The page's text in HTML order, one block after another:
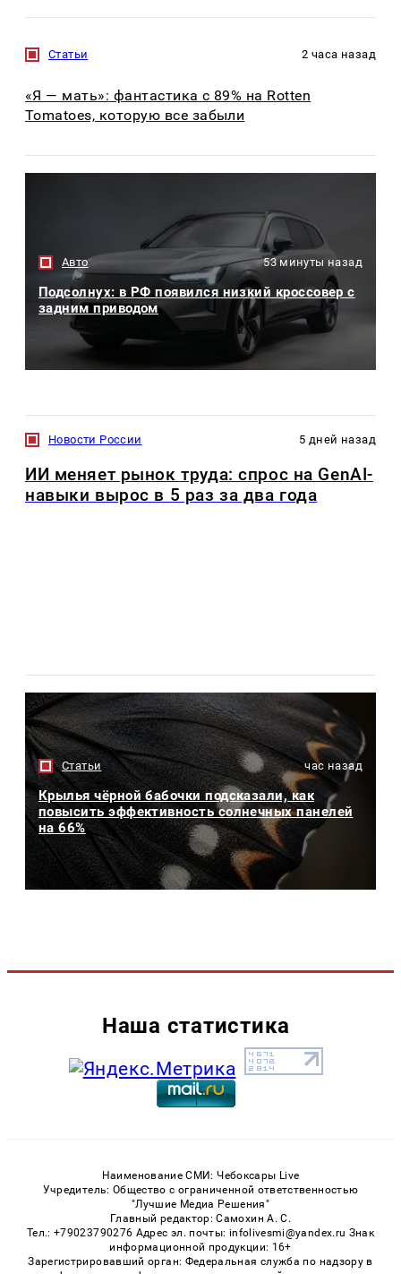
Статьи 2 часа назад
«Я — мать»: фантастика с 89% на Rotten
Tomatoes, которую все забыли
Авто 53 минуты назад
Подсолнух: в РФ появился низкий кроссовер с
задним приводом
Новости России 5 дней назад
ИИ меняет рынок труда: спрос на GenAI-
навыки вырос в 5 раз за два года
Статьи час назад
Крылья чёрной бабочки подсказали, как
повысить эффективность солнечных панелей
на 66%
Наша статистика
Наименование СМИ: Чебоксары Live
Учредитель: Общество с ограниченной ответственностью
"Лучшие Медиа Решения"
Главный редактор: Самохин А. С.
Тел.: +79023790276 Адрес эл. почты: infolivesmi@yandex.ru Знак
информационной продукции: 16+
Зарегистрировавший орган: Федеральная служба по надзору в